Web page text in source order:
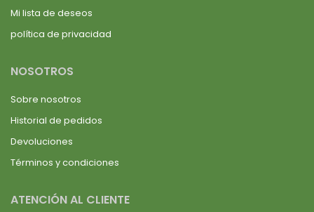
Mi lista de deseos
política de privacidad
NOSOTROS
Sobre nosotros
Historial de pedidos
Devoluciones
Términos y condiciones
ATENCIÓN AL CLIENTE